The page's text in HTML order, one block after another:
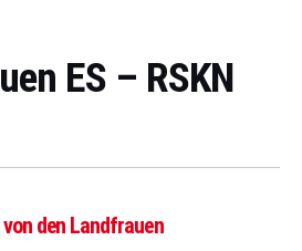
ES – RSKN
von den Landfrauen